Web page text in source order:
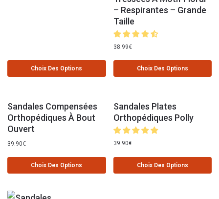
Choix Des Options
– Respirantes – Grande
Taille
38.99€
Choix Des Options
Sandales Compensées
Orthopédiques À Bout
Ouvert
39.90€
Choix Des Options
Sandales Plates
Orthopédiques Polly
39.90€
Choix Des Options